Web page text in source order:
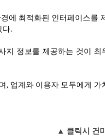
에 최적화된 인터페이스
다.
정보를 제공하는 것이
업계와 이용자 모두에게
▲ 클릭시 건